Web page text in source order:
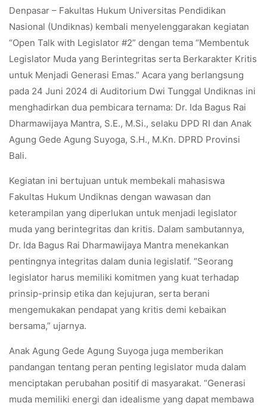
Denpasar – Fakultas Hukum Universitas Pendidikan
Nasional (Undiknas) kembali menyelenggarakan kegiatan
“Open Talk with Legislator #2” dengan tema “Membentuk
Legislator Muda yang Berintegritas serta Berkarakter Kritis
untuk Menjadi Generasi Emas.” Acara yang berlangsung
pada 24 Juni 2024 di Auditorium Dwi Tunggal Undiknas ini
menghadirkan dua pembicara ternama: Dr. Ida Bagus Rai
Dharmawijaya Mantra, S.E., M.Si., selaku DPD RI dan Anak
Agung Gede Agung Suyoga, S.H., M.Kn. DPRD Provinsi
Bali.
Kegiatan ini bertujuan untuk membekali mahasiswa
Fakultas Hukum Undiknas dengan wawasan dan
keterampilan yang diperlukan untuk menjadi legislator
muda yang berintegritas dan kritis. Dalam sambutannya,
Dr. Ida Bagus Rai Dharmawijaya Mantra menekankan
pentingnya integritas dalam dunia legislatif. “Seorang
legislator harus memiliki komitmen yang kuat terhadap
prinsip-prinsip etika dan kejujuran, serta berani
mengemukakan pendapat yang kritis demi kebaikan
bersama,” ujarnya.
Anak Agung Gede Agung Suyoga juga memberikan
pandangan tentang peran penting legislator muda dalam
menciptakan perubahan positif di masyarakat. “Generasi
muda memiliki energi dan idealisme yang dapat membawa